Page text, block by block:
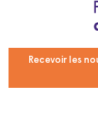
Recevoir les